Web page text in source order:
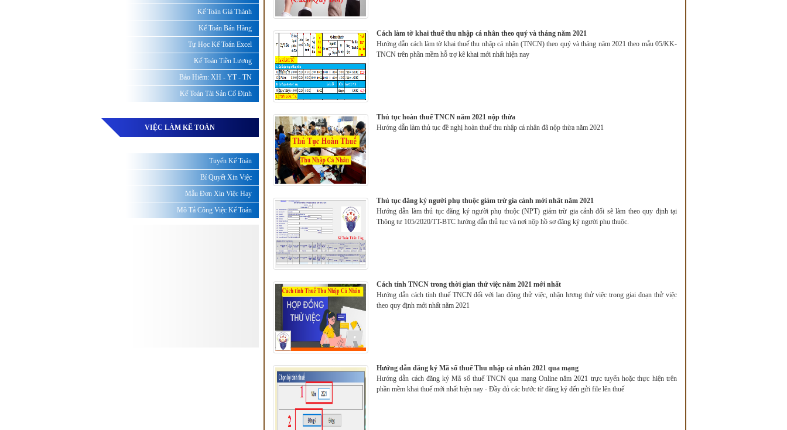
Cách làm tờ khai thuế thu nhập cá nhân theo quý và tháng năm 2021
Hướng dẫn cách làm tờ khai thuế thu nhập cá nhân (TNCN) theo quý và tháng năm 2021 theo mẫu 05/KK-
TNCN trên phần mềm hỗ trợ kê khai mới nhất hiện nay
Thủ tục hoàn thuế TNCN năm 2021 nộp thừa
Hướng dẫn làm thủ tục đề nghị hoàn thuế thu nhập cá nhân đã nộp thừa năm 2021
Thủ tục đăng ký người phụ thuộc giảm trừ gia cảnh mới nhất năm 2021
Hướng dẫn làm thủ tục đăng ký người phụ thuộc (NPT) giảm trừ gia cảnh đối sẽ làm theo quy định tại
Thông tư 105/2020/TT-BTC hướng dẫn thủ tục và nơi nộp hồ sơ đăng ký người phụ thuộc.
Cách tính TNCN trong thời gian thử việc năm 2021 mới nhất
Hướng dẫn cách tính thuế TNCN đối với lao động thử việc, nhận lương thử việc trong giai đoạn thử việc
theo quy định mới nhất năm 2021
Hướng dẫn đăng ký Mã số thuế Thu nhập cá nhân 2021 qua mạng
Hướng dẫn cách đăng ký Mã số thuế TNCN qua mạng Online năm 2021 trực tuyến hoặc thực hiện trên
phần mềm khai thuế mới nhất hiện nay - Đầy đủ các bước từ đăng ký đến gửi file lên thuế
Kế Toán Giá Thành
Kế Toán Bán Hàng
Tự Học Kế Toán Excel
Kế Toán Tiền Lương
Bảo Hiểm: XH - YT - TN
Kế Toán Tài Sản Cố Định
VIỆC LÀM KẾ TOÁN
Tuyển Kế Toán
Bí Quyết Xin Việc
Mẫu Đơn Xin Việc Hay
Mô Tả Công Việc Kế Toán